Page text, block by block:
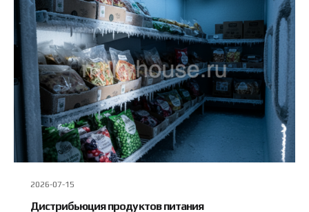
2026-07-15
Дистрибьюция продуктов питания